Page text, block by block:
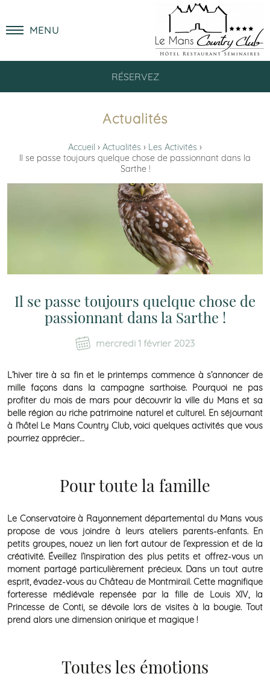
RÉSERVEZ
MENU
Actualités
Accueil Actualités
Les Activités
Il se passe toujours quelque chose de passionnant dans la
Sarthe !
Il se passe toujours quelque chose de
passionnant dans la Sarthe !
mercredi 1 février 2023
L’hiver tire à sa fin et le printemps commence à s’annoncer de
mille façons dans la campagne sarthoise. Pourquoi ne pas
profiter du mois de mars pour découvrir la ville du Mans et sa
belle région au riche patrimoine naturel et culturel. En séjournant
à l’hôtel Le Mans Country Club, voici quelques activités que vous
pourriez apprécier…
Pour toute la famille
Le Conservatoire à Rayonnement départemental du Mans vous
propose de vous joindre à leurs ateliers parents-enfants. En
petits groupes, nouez un lien fort autour de l’expression et de la
créativité. Éveillez l’inspiration des plus petits et offrez-vous un
moment partagé particulièrement précieux. Dans un tout autre
esprit, évadez-vous au Château de Montmirail. Cette magnifique
forteresse médiévale repensée par la fille de Louis XIV, la
Princesse de Conti, se dévoile lors de visites à la bougie. Tout
prend alors une dimension onirique et magique !
Toutes les émotions